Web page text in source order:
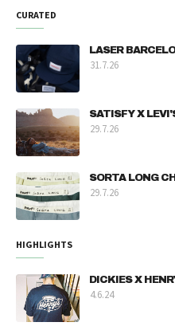
CURATED
LASER
31.7.26
SATISFY X
29.7.26
SORTA LONG
29.7.26
HIGHLIGHTS
DICKIES X
4.6.24